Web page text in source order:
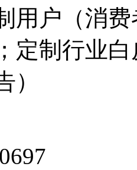
用户（消
定制行业
）